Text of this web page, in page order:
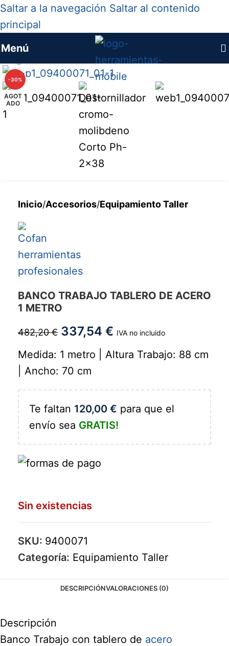
Saltar a la navegación Saltar al contenido
principal
Menú
-30%
AGOT
ADO
Haga clic para ampliar
Inicio/Accesorios/Equipamiento Taller
BANCO TRABAJO TABLERO DE ACERO
1 METRO
482,20€ 337,54 € IVA no incluido
Medida: 1 metro | Altura Trabajo: 88 cm
| Ancho: 70 cm
Te faltan 120,00 € para que el
envío sea GRATIS!
Sin existencias
SKU: 9400071
Categoría: Equipamiento Taller
DESCRIPCIÓNVALORACIONES (0)
Descripción
Banco Trabajo con tablero de acero